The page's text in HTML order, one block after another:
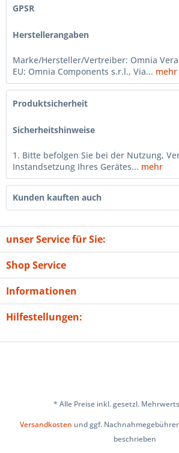
GPSR
Herstellerangaben
Marke/Hersteller/Vertreiber: Omnia
EU: Omnia Components s.r.l., Via... mehr
Produktsicherheit
Sicherheitshinweise
1. Bitte befolgen Sie bei der Nutzung,
Instandsetzung Ihres Gerätes... mehr
Kunden kauften auch
unser Service für Sie:
Shop Service
Informationen
Hilfestellungen:
* Alle Preise inkl. gesetzl.
Versandkosten und ggf.
beschrieben